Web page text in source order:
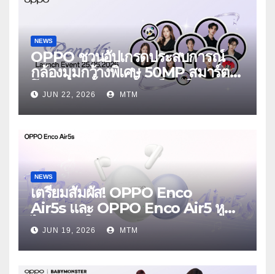
NEWS
OPPO ชวนอัปเกรดประสบการณ์
กล้องมุมกว้างพิเศษ 50MP สมาร์ต
โฟนเพื่อนซี้ เทรนดี้ทุกช็อต ใน
งาน OPPO Reno16 Series 5G
Launch Event 25 มิถุนายนนี้
JUN 22, 2026 MTM
NEWS
เตรียมสัมผัส! OPPO Enco
Air5s และ OPPO Enco Air5 หูฟัง
ไร้สายรุ่นใหม่ล่าสุด มาพร้อมระบบ
ตัดเสียงรบกวน เบาสบายเหมือนไม่ได้
ใส่
JUN 19, 2026 MTM